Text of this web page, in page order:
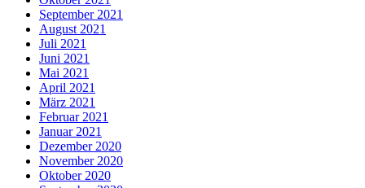
September 2021
August 2021
Juli 2021
Juni 2021
Mai 2021
April 2021
März 2021
Februar 2021
Januar 2021
Dezember 2020
November 2020
Oktober 2020